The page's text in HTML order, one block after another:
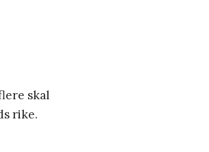
skal
rike.